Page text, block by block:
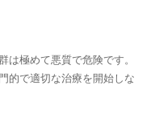
極めて悪質で危険です。
的で適切な治療を開始しな